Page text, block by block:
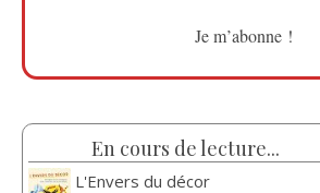
En cours de lecture...
L'Envers du décor